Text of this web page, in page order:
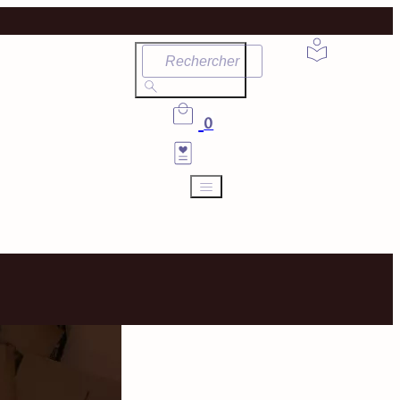
Rechercher
0